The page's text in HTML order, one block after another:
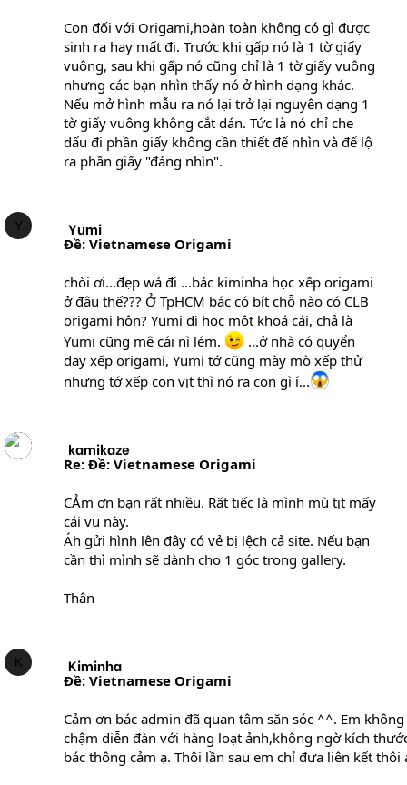
Con đối với Origami,hoàn toàn không có gì được
sinh ra hay mất đi. Trước khi gấp nó là 1 tờ giấy
vuông, sau khi gấp nó cũng chỉ là 1 tờ giấy vuông
nhưng các bạn nhìn thấy nó ở hình dạng khác.
Nếu mở hình mẫu ra nó lại trở lại nguyên dạng 1
tờ giấy vuông không cắt dán. Tức là nó chỉ che
dấu đi phần giấy không cần thiết để nhìn và để lộ
ra phần giấy "đáng nhìn".
Y Yumi
Ðề: Vietnamese Origami
chòi ơi...đẹp wá đi ...bác kiminha học xếp origami
ở đâu thế??? Ở TpHCM bác có bít chỗ nào có CLB
origami hôn? Yumi đi học một khoá cái, chả là
Yumi cũng mê cái nì lém.
...ở nhà có quyển
dạy xếp origami, Yumi tớ cũng mày mò xếp thử
nhưng tớ xếp con vịt thì nó ra con gì í...
kamikaze
Re: Ðề: Vietnamese Origami
CẢm ơn bạn rất nhiều. Rất tiếc là mình mù tịt mấy
cái vụ này.
Áh gửi hình lên đây có vẻ bị lệch cả site. Nếu bạn
cần thì mình sẽ dành cho 1 góc trong gallery.
Thân
K Kiminha
Ðề: Vietnamese Origami
Cảm ơn bác admin đã quan tâm săn sóc ^^. Em
chậm diễn đàn với hàng loạt ảnh,không ngờ kích
bác thông cảm ạ. Thôi lần sau em chỉ đưa liên kết thôi